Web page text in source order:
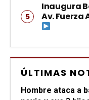
Inaugura
Av. Fuerza
ÚLTIMAS
Hombre ataca a